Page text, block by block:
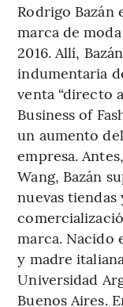
Rodrigo
marca de
2016. Allí,
indumentaria
venta “directo
Business of
un aumento
empresa.
Wang, Bazán
nuevas
marca. Nacido
y madre
Universidad
Buenos Aires.